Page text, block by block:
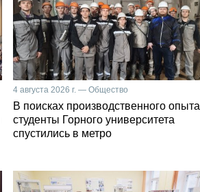
4 августа 2026 г. — Общество
В поисках производственного опыта
студенты Горного университета
спустились в метро